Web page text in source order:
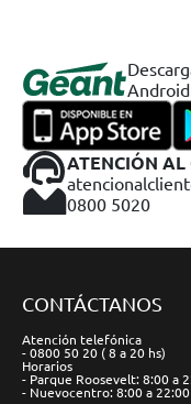
Android
ATENCIÓN AL
0800 5020
CONTÁCTANOS
Atención telefónica
- 0800 50 20 ( 8 a 20 hs)
Horarios
- Parque Roosevelt: 8:00 a
- Nuevocentro: 8:00 a 22:00